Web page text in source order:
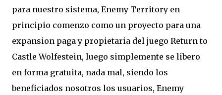
para nuestro sistema, Enemy Territory en
principio comenzo como un proyecto para una
expansion paga y propietaria del juego Return to
Castle Wolfestein, luego simplemente se libero
en forma gratuita, nada mal, siendo los
beneficiados nosotros los usuarios, Enemy